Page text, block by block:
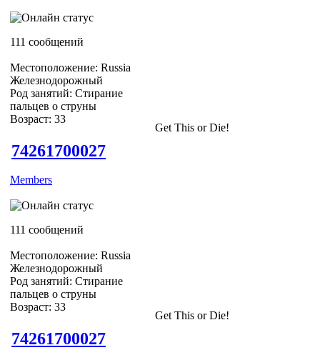
111 сообщений
Местоположение: Russia
Железнодорожный
Род занятий: Стирание
пальцев о струны
Возраст: 33
Get This or Die!
74261700027
Members
111 сообщений
Местоположение: Russia
Железнодорожный
Род занятий: Стирание
пальцев о струны
Возраст: 33
Get This or Die!
74261700027